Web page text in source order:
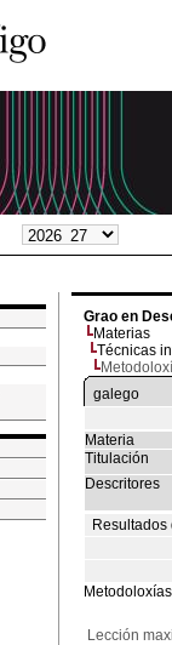
Grao en
Materias
Técnicas
galego
Materia
Titulación
Descritores
Resultados
Metodoloxías
Lección